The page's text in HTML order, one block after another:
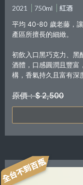
2021 750ml
紅酒
平均 40-80 歲老藤，
產區所擅長的細緻。
初飲入口黑巧克力、黑
酒體，口感圓潤且豐富
構，香氣持久且富有深
原價：$ 2,500
全台不到百瓶